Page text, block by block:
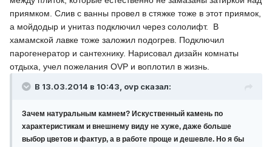
приямком. Слив с ванны провел в стяжке тоже в этот приямок,
а мойдодыр и унитаз подключил через сололифт. В
хамамской лавке тоже заложил подогрев. Подключил
парогенератор и сантехнику. Нарисовал дизайн комнаты
отдыха, учел пожелания OVP и воплотил в жизнь.
В 13.03.2014 в 10:43, ovp сказал:
Зачем натуральным камнем? Искуственный камень по
характеристикам и внешнему виду не хуже, даже больше
выбор цветов и фактур, а в работе проще и дешевле. Но я бы